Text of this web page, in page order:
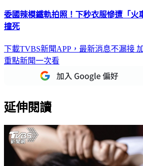
委國辣模鐵軌拍照！下秒衣服慘遭「火
下載TVBS新聞APP，最新消息不漏接
重點新聞一次看